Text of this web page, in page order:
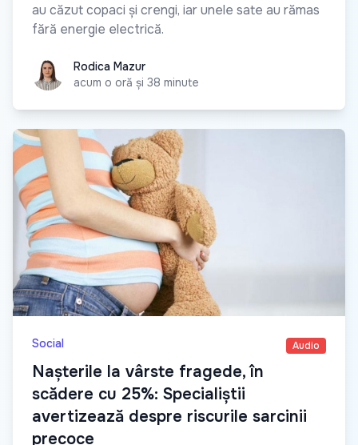
au căzut copaci și crengi, iar unele sate au rămas
fără energie electrică.
Rodica MazurRodica Mazur
acum o oră și 38 minute
Social Audio
Nașterile la vârste fragede, în
scădere cu 25%: Specialiștii
avertizează despre riscurile sarcinii
precoce